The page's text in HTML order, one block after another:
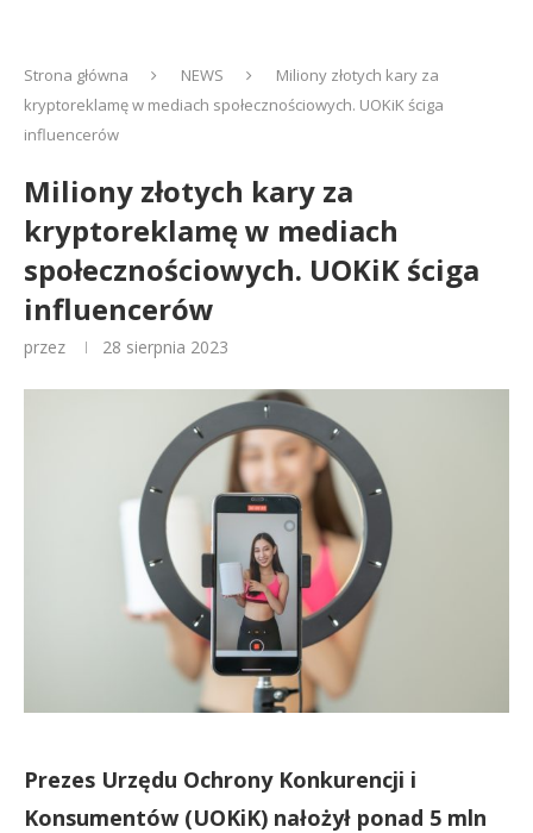
Strona główna NEWS
Miliony złotych kary za
kryptoreklamę w mediach społecznościowych. UOKiK ściga
influencerów
Miliony złotych kary za
kryptoreklamę w mediach
społecznościowych. UOKiK ściga
influencerów
przez 28 sierpnia 2023
Prezes Urzędu Ochrony Konkurencji i
Konsumentów (UOKiK) nałożył ponad 5 mln